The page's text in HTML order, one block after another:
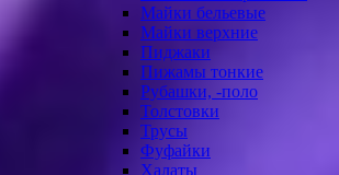
Майки бельевые
Майки верхние
Пиджаки
Пижамы тонкие
Рубашки, -поло
Толстовки
Трусы
Фуфайки
Халаты